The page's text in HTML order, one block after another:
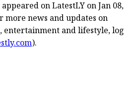
on LatestLY on Jan 08,
more news and updates on
entertainment and lifestyle, log
).